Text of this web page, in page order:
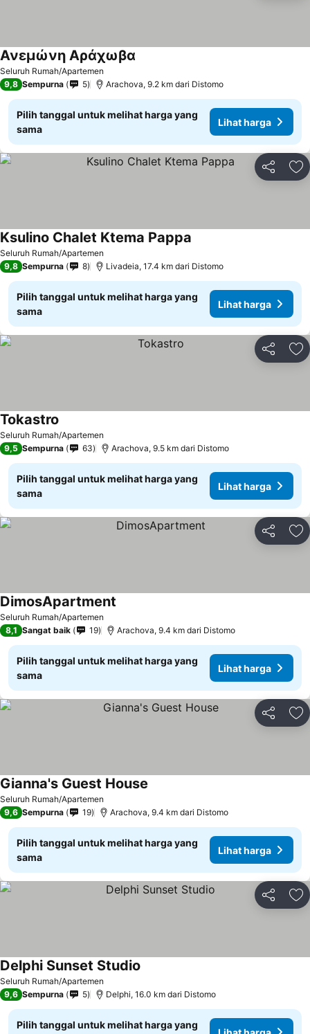
Seluruh Rumah/Apartemen
Ανεμώνη Αράχωβα
9,8 Sempurna 5 Arachova, 9.2 km dari Distomo
Pilih tanggal untuk melihat harga yang
sama
Lihat harga
Bagikan
Seluruh Rumah/Apartemen
Ksulino Chalet Ktema Pappa
9,8 Sempurna 8 Livadeia, 17.4 km dari Distomo
Pilih tanggal untuk melihat harga yang
sama
Lihat harga
Bagikan
Seluruh Rumah/Apartemen
Tokastro
9,5 Sempurna 63 Arachova, 9.5 km dari Distomo
Pilih tanggal untuk melihat harga yang
sama
Lihat harga
Bagikan
Seluruh Rumah/Apartemen
DimosApartment
8,1 Sangat baik 19 Arachova, 9.4 km dari Distomo
Pilih tanggal untuk melihat harga yang
sama
Lihat harga
Bagikan
Seluruh Rumah/Apartemen
Gianna's Guest House
9,6 Sempurna 19 Arachova, 9.4 km dari Distomo
Pilih tanggal untuk melihat harga yang
sama
Lihat harga
Bagikan
Seluruh Rumah/Apartemen
Delphi Sunset Studio
9,6 Sempurna 5 Delphi, 16.0 km dari Distomo
Pilih tanggal untuk melihat harga yang